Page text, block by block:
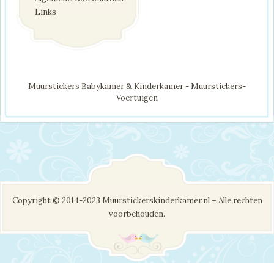
Links
Muurstickers Babykamer & Kinderkamer - Muurstickers-
Voertuigen
Copyright © 2014-2023 Muurstickerskinderkamer.nl – Alle rechten
voorbehouden.